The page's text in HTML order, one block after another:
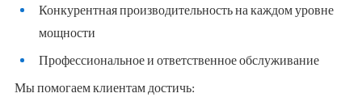
Конкурентная производительность на каждом уровне
мощности
Профессиональное и ответственное обслуживание
Мы помогаем клиентам достичь: